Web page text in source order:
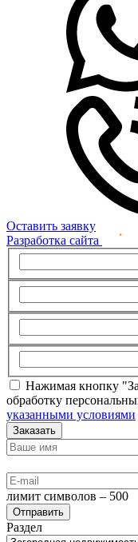
Оставить заявку
Разработка сайта
Нажимая кнопку
обработку
указанными условиями
Заказать
лимит символов – 500
Раздел